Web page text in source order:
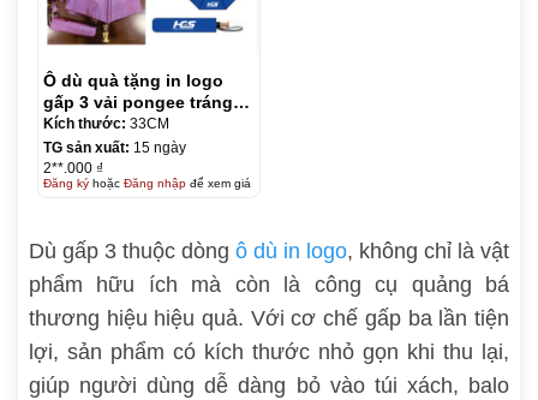
Ô dù quà tặng in logo
gấp 3 vải pongee tráng
keo đen – tự động 2
chiều R58.5cm KQ-OD22
Kích thước: 33CM
TG sản xuất: 15 ngày
2**.000 ₫
Đăng kýhoặc Đăng nhậpđể xem giá
Dù gấp 3 thuộc dòng ô dù in logo, không chỉ là vật
phẩm hữu ích mà còn là công cụ quảng bá
thương hiệu hiệu quả. Với cơ chế gấp ba lần tiện
lợi, sản phẩm có kích thước nhỏ gọn khi thu lại,
giúp người dùng dễ dàng bỏ vào túi xách, balo